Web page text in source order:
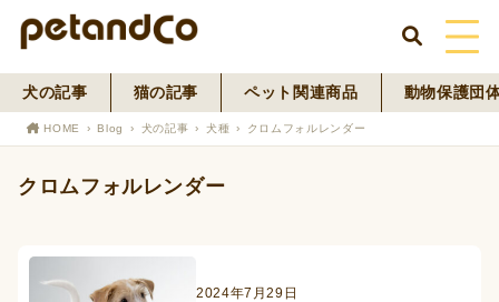
HOME
犬の記事 猫の記事 ペット関連商品 動物保護団
HOME Blog 犬の記事 犬種 クロムフォルレンダー
クロムフォルレンダー
2024年7月29日